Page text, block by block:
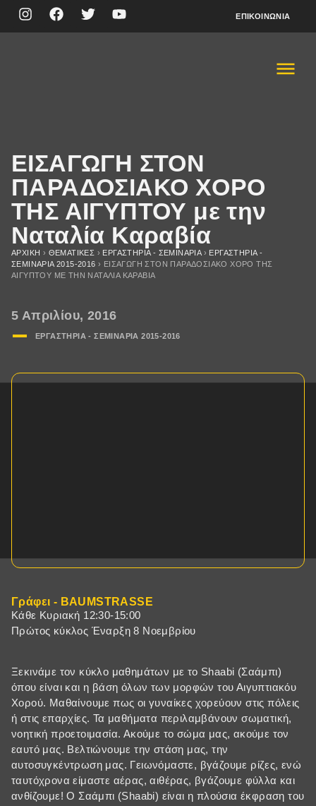
ΕΠΙΚΟΙΝΩΝΊΑ
ΕΙΣΑΓΩΓΗ ΣΤΟΝ
ΠΑΡΑΔΟΣΙΑΚΟ ΧΟΡΟ
ΤΗΣ ΑΙΓΥΠΤΟΥ με την
Ναταλία Καραβία
ΑΡΧΙΚΉ › ΘΕΜΑΤΙΚΈΣ › ΕΡΓΑΣΤΗΡΙΑ - ΣΕΜΙΝΑΡΙΑ› ΕΡΓΑΣΤΗΡΙΑ -
ΣΕΜΙΝΑΡΙA 2015-2016 › ΕΙΣΑΓΩΓΗ ΣΤΟΝ ΠΑΡΑΔΟΣΙΑΚΟ ΧΟΡΟ ΤΗΣ
ΑΙΓΥΠΤΟΥ ΜΕ ΤΗΝ ΝΑΤΑΛΊΑ ΚΑΡΑΒΊΑ
5 Απριλίου, 2016
ΕΡΓΑΣΤΗΡΙΑ - ΣΕΜΙΝΑΡΙA 2015-2016
Γράφει - BAUMSTRASSE
Kάθε Κυριακή 12:30-15:00
Πρώτος κύκλος Έναρξη 8 Νοεμβρίου
Ξεκινάμε τον κύκλο μαθημάτων με το Shaabi (Σαάμπι)
όπου είναι και η βάση όλων των μορφών του Αιγυπτιακόυ
Χορού. Μαθαίνουμε πως οι γυναίκες χορεύουν στις πόλεις
ή στις επαρχίες. Τα μαθήματα περιλαμβάνουν σωματική,
νοητική προετοιμασία. Ακούμε το σώμα μας, ακούμε τον
εαυτό μας. Βελτιώνουμε την στάση μας, την
αυτοσυγκέντρωση μας. Γειωνόμαστε, βγάζουμε ρίζες, ενώ
ταυτόχρονα είμαστε αέρας, αιθέρας, βγάζουμε φύλλα και
ανθίζουμε! Ο Σαάμπι (Shaabi) είναι η πλούσια έκφραση του